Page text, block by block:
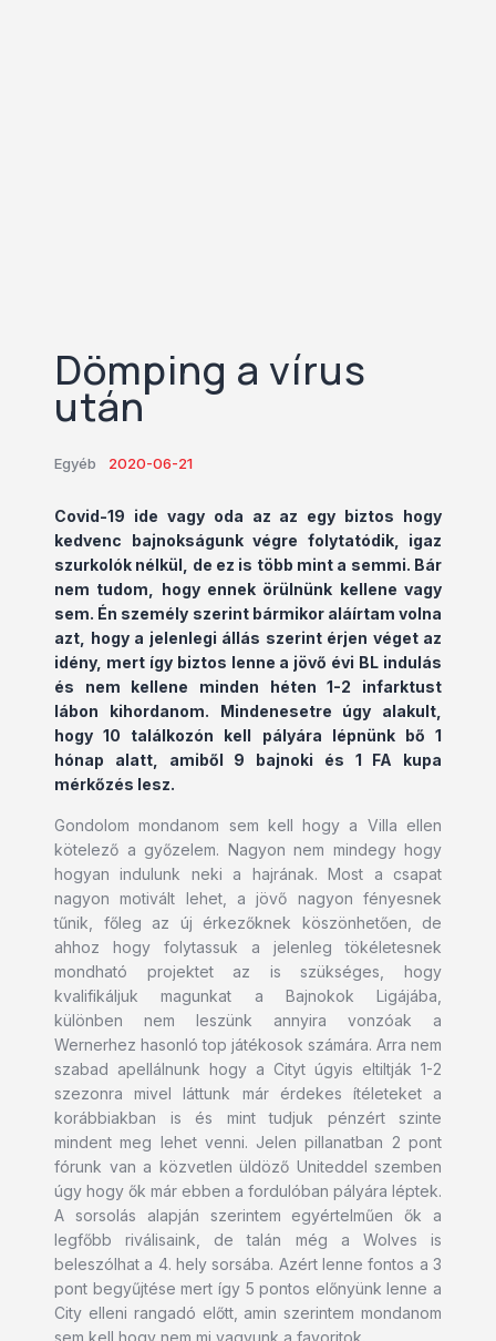
Dömping a vírus
után
Egyéb 2020-06-21
Covid-19 ide vagy oda az az egy biztos hogy
kedvenc bajnokságunk végre folytatódik, igaz
szurkolók nélkül, de ez is több mint a semmi. Bár
nem tudom, hogy ennek örülnünk kellene vagy
sem. Én személy szerint bármikor aláírtam volna
azt, hogy a jelenlegi állás szerint érjen véget az
idény, mert így biztos lenne a jövő évi BL indulás
és nem kellene minden héten 1-2 infarktust
lábon kihordanom. Mindenesetre úgy alakult,
hogy 10 találkozón kell pályára lépnünk bő 1
hónap alatt, amiből 9 bajnoki és 1 FA kupa
mérkőzés lesz.
Gondolom mondanom sem kell hogy a Villa ellen
kötelező a győzelem. Nagyon nem mindegy hogy
hogyan indulunk neki a hajrának. Most a csapat
nagyon motivált lehet, a jövő nagyon fényesnek
tűnik, főleg az új érkezőknek köszönhetően, de
ahhoz hogy folytassuk a jelenleg tökéletesnek
mondható projektet az is szükséges, hogy
kvalifikáljuk magunkat a Bajnokok Ligájába,
különben nem leszünk annyira vonzóak a
Wernerhez hasonló top játékosok számára. Arra nem
szabad apellálnunk hogy a Cityt úgyis eltiltják 1-2
szezonra mivel láttunk már érdekes ítéleteket a
korábbiakban is és mint tudjuk pénzért szinte
mindent meg lehet venni. Jelen pillanatban 2 pont
fórunk van a közvetlen üldöző Uniteddel szemben
úgy hogy ők már ebben a fordulóban pályára léptek.
A sorsolás alapján szerintem egyértelműen ők a
legfőbb riválisaink, de talán még a Wolves is
beleszólhat a 4. hely sorsába. Azért lenne fontos a 3
pont begyűjtése mert így 5 pontos előnyünk lenne a
City elleni rangadó előtt, amin szerintem mondanom